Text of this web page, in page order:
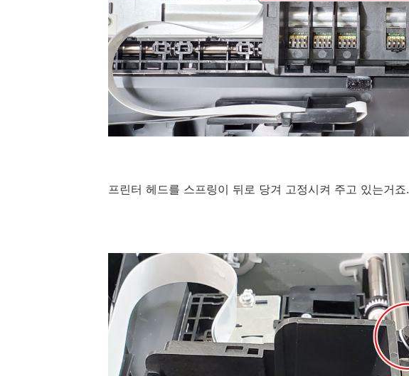
프린터 헤드를 스프링이 뒤로 당겨 고정시켜 주고 있는거죠.